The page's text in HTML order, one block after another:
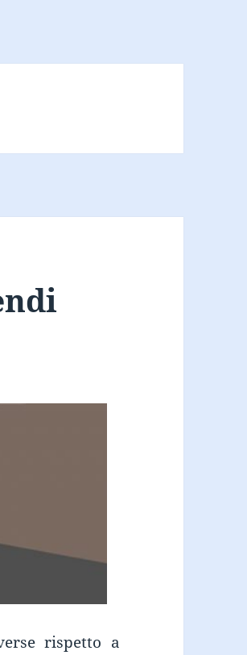
rispetto a